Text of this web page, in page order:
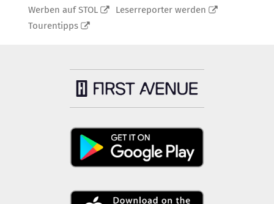
Werben auf STOL
Leserreporter werden
Tourentipps